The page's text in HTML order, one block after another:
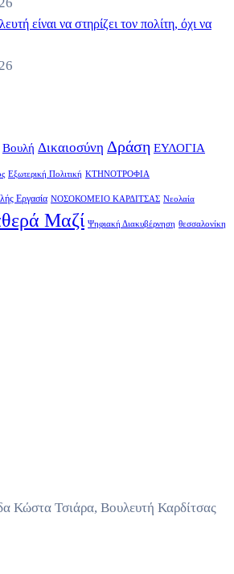
είναι να στηρίζει τον πολίτη, όχι να
Βουλή Δικαιοσύνη Δράση ΕΥΛΟΓΙΑ
Εξωτερική Πολιτική ΚΤΗΝΟΤΡΟΦΙΑ
Εργασία ΝΟΣΟΚΟΜΕΙΟ ΚΑΡΔΙΤΣΑΣ Νεολαία
Μαζί Ψηφιακή Διακυβέρνηση θεσσαλονίκη
Κώστα Τσιάρα, Βουλευτή Καρδίτσας